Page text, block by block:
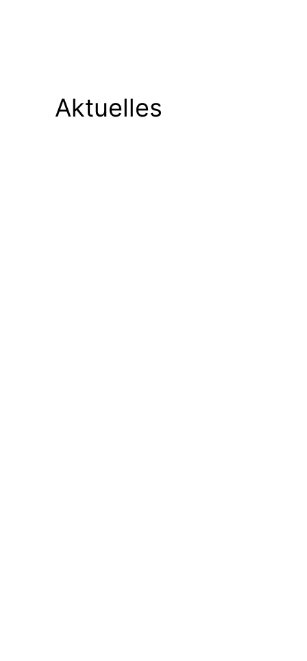
Aktuelles